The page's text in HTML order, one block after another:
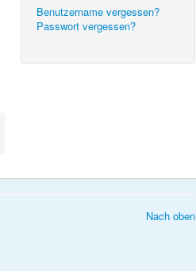
Benutzername vergessen?
Passwort vergessen?
Nach oben